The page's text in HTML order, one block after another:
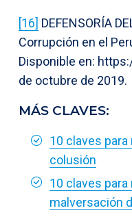
[16] DEFENSORÍA
Corrupción en el
Disponible en:
de octubre de 2019.
MÁS CLAVES:
10 claves
colusión
10 claves
malversación